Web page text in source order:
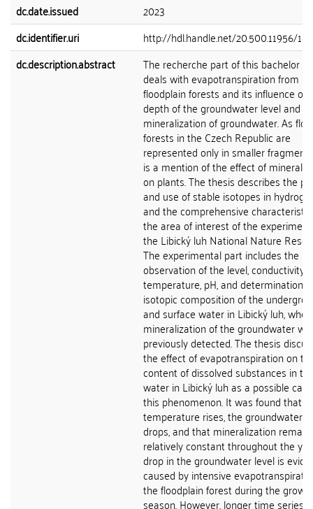
dc.date.issued
2023
dc.identifier.uri
http://hdl.handle.net/20.500.11956/
dc.description.abstract
The recherche part of this bachelor
deals with evapotranspiration from
floodplain forests and its influence
depth of the groundwater level and
mineralization of groundwater. As
forests in the Czech Republic are
represented only in smaller
is a mention of the effect of
on plants. The thesis describes the
and use of stable isotopes in
and the comprehensive
the area of interest of the
the Libický luh National Nature
The experimental part includes the
observation of the level, conductivity,
temperature, pH, and determination
isotopic composition of the
and surface water in Libický luh,
mineralization of the groundwater
previously detected. The thesis
the effect of evapotranspiration on
content of dissolved substances in
water in Libický luh as a possible
this phenomenon. It was found that
temperature rises, the groundwater
drops, and that mineralization
relatively constant throughout the
drop in the groundwater level is
caused by intensive
the floodplain forest during the
season. However, longer time series